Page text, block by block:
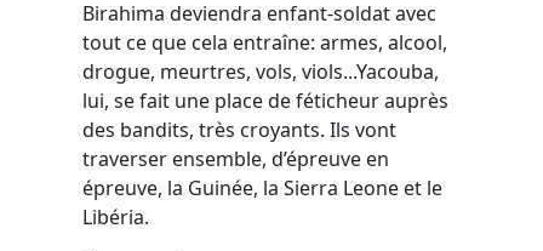
Birahima deviendra enfant-soldat avec
tout ce que cela entraîne: armes, alcool,
drogue, meurtres, vols, viols...Yacouba,
lui, se fait une place de féticheur auprès
des bandits, très croyants. Ils vont
traverser ensemble, d’épreuve en
épreuve, la Guinée, la Sierra Leone et le
Libéria.